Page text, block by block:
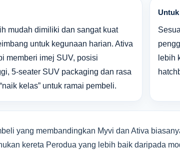
mudah dimiliki dan sangat kuat
untuk kegunaan harian. Ativa
memberi imej SUV, posisi
5-seater SUV packaging dan rasa
kelas” untuk ramai pembeli.
lebih
yang membandingkan Myvi dan Ativa
kereta Perodua yang lebih baik daripada